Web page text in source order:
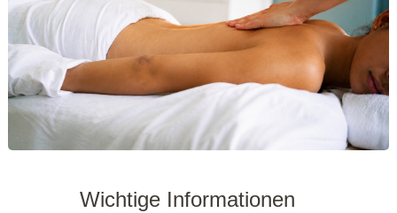
Wichtige Informationen